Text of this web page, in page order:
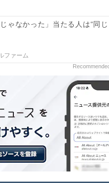
10位までの全ランキン
る
じゃなかった」当たる人は“同じ
ファーム